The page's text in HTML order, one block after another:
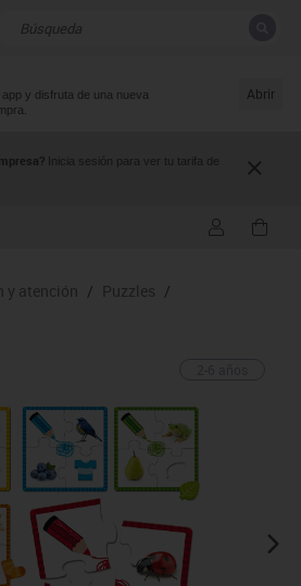
y disfruta de una nueva
Abrir
Inicia sesión para ver tu tarifa de
de la búsqueda
y atención / Puzzles /